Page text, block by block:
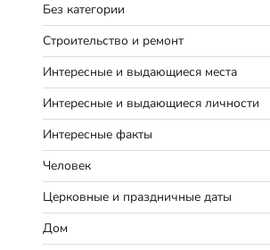
Без категории
Строительство и ремонт
Интересные и выдающиеся места
Интересные и выдающиеся личности
Интересные факты
Человек
Церковные и праздничные даты
Дом